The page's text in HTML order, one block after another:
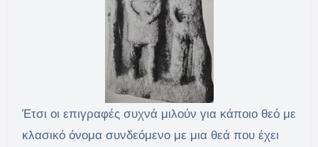
Έτσι οι επιγραφές συχνά μιλούν για κάποιο θεό με
κλασικό όνομα συνδεόμενο με μια θεά που έχει